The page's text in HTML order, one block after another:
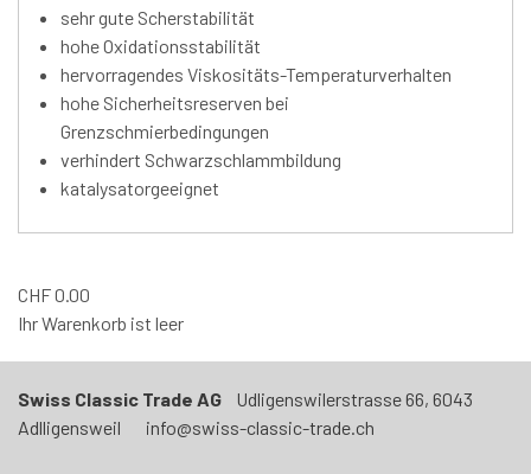
sehr gute Scherstabilität
hohe Oxidationsstabilität
hervorragendes Viskositäts-Temperaturverhalten
hohe Sicherheitsreserven bei
Grenzschmierbedingungen
verhindert Schwarzschlammbildung
katalysatorgeeignet
CHF0.00
Ihr Warenkorb ist leer
Swiss Classic Trade AG Udligenswilerstrasse 66, 6043
Adlligensweil info@swiss-classic-trade.ch